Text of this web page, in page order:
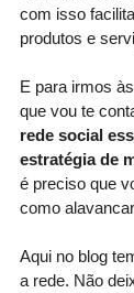
com isso
produtos e
E para irmos
que vou te
rede social
estratégia de
é preciso que
como
Aqui no blog
a rede. Não